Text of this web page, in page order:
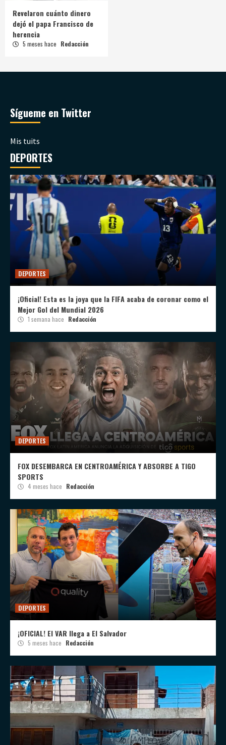
Revelaron cuánto dinero
dejó el papa Francisco de
herencia
5 meses hace Redacción
Sígueme en Twitter
Mis tuits
DEPORTES
DEPORTES
¡Oficial! Esta es la joya que la FIFA acaba de coronar como el
Mejor Gol del Mundial 2026
1 semana hace Redacción
DEPORTES
FOX DESEMBARCA EN CENTROAMÉRICA Y ABSORBE A TIGO
SPORTS
4 meses hace Redacción
DEPORTES
¡OFICIAL! El VAR llega a El Salvador
5 meses hace Redacción